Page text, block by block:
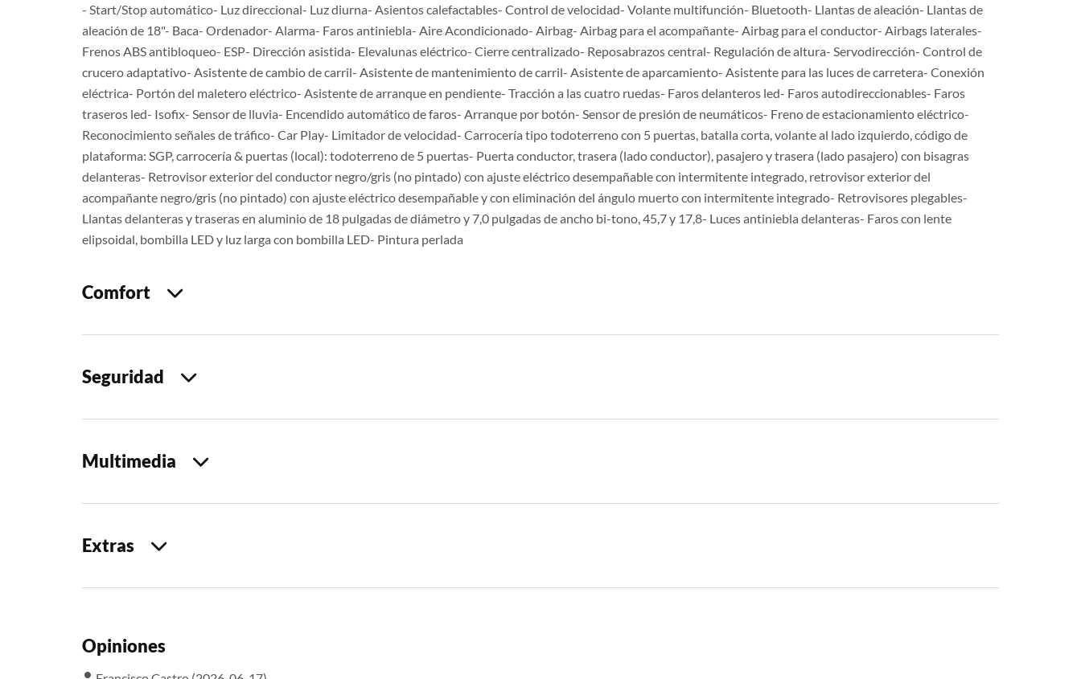
- Start/Stop automático- Luz direccional- Luz diurna- Asientos calefactables- Control de velocidad- Volante multifunción- Bluetooth- Llantas de aleación- Llantas de
aleación de 18"- Baca- Ordenador- Alarma- Faros antiniebla- Aire Acondicionado- Airbag- Airbag para el acompañante- Airbag para el conductor- Airbags laterales-
Frenos ABS antibloqueo- ESP- Dirección asistida- Elevalunas eléctrico- Cierre centralizado- Reposabrazos central- Regulación de altura- Servodirección- Control de
crucero adaptativo- Asistente de cambio de carril- Asistente de mantenimiento de carril- Asistente de aparcamiento- Asistente para las luces de carretera- Conexión
eléctrica- Portón del maletero eléctrico- Asistente de arranque en pendiente- Tracción a las cuatro ruedas- Faros delanteros led- Faros autodireccionables- Faros
traseros led- Isofix- Sensor de lluvia- Encendido automático de faros- Arranque por botón- Sensor de presión de neumáticos- Freno de estacionamiento eléctrico-
Reconocimiento señales de tráfico- Car Play- Limitador de velocidad- Carrocería tipo todoterreno con 5 puertas, batalla corta, volante al lado izquierdo, código de
plataforma: SGP, carrocería & puertas (local): todoterreno de 5 puertas- Puerta conductor, trasera (lado conductor), pasajero y trasera (lado pasajero) con bisagras
delanteras- Retrovisor exterior del conductor negro/gris (no pintado) con ajuste eléctrico desempañable con intermitente integrado, retrovisor exterior del
acompañante negro/gris (no pintado) con ajuste eléctrico desempañable y con eliminación del ángulo muerto con intermitente integrado- Retrovisores plegables-
Llantas delanteras y traseras en aluminio de 18 pulgadas de diámetro y 7,0 pulgadas de ancho bi-tono, 45,7 y 17,8- Luces antiniebla delanteras- Faros con lente
elipsoidal, bombilla LED y luz larga con bombilla LED- Pintura perlada
Comfort
Seguridad
Multimedia
Extras
Opiniones